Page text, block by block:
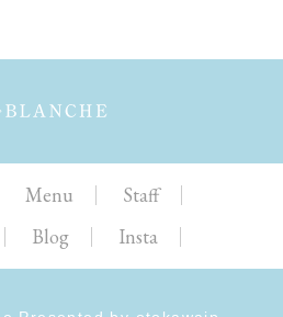
Menu
Staff
Blog Insta